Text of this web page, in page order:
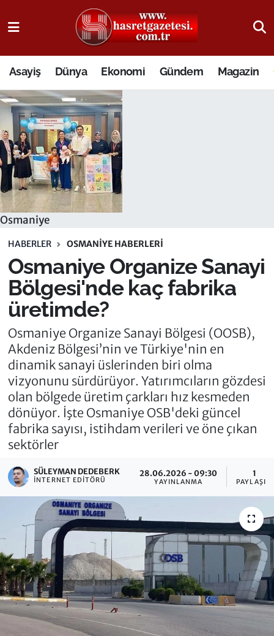
Asayiş Dünya Ekonomi Gündem Magazin
Osmaniye
HABERLER OSMANIYE HABERLERI
Osmaniye Organize Sanayi
Bölgesi'nde kaç fabrika
üretimde?
Osmaniye Organize Sanayi Bölgesi (OOSB),
Akdeniz Bölgesi’nin ve Türkiye'nin en
dinamik sanayi üslerinden biri olma
vizyonunu sürdürüyor. Yatırımcıların gözdesi
olan bölgede üretim çarkları hız kesmeden
dönüyor. İşte Osmaniye OSB'deki güncel
fabrika sayısı, istihdam verileri ve öne çıkan
sektörler
SÜLEYMAN DEDEBERK
İNTERNET EDITÖRÜ
28.06.2026 - 09:30
YAYINLANMA
1
PAYLAŞIM
Osmaniye Nöbetçi Eczaneler
Osmaniye Hava Durumu
Osmaniye Trafik Yoğunluk Haritası
Süper Lig Puan Durumu ve Fikstür
Tüm Manşetler
Son Dakika Haberleri